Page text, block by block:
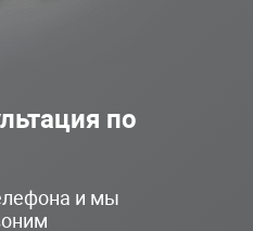
по
и мы